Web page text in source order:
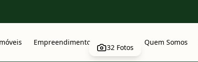
Empreendimentos Quem Somos
32 Fotos